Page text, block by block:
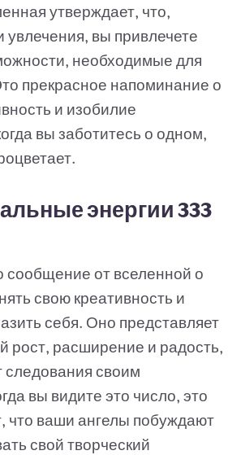
утверждает, что,
увлечения, вы привлечете
необходимые для
прекрасное напоминание о
и изобилие
вы заботитесь о одном,
энергии 333
сообщение от вселенной о
свою креативность и
себя. Оно представляет
рост, расширение и радость,
своим
вы видите это число, это
что ваши ангелы побуждают
свой творческий